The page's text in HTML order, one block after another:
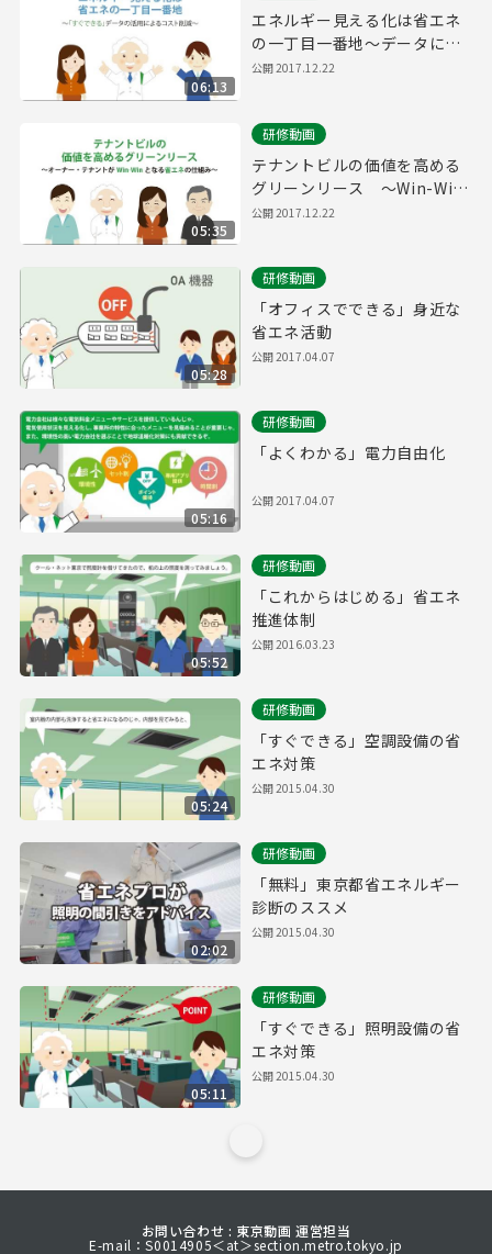
06:13
エネルギー見える化は省エネ
の一丁目一番地～データによ
るコスト削減～
公開2017.12.22
05:35
研修動画
テナントビルの価値を高める
グリーンリース ～Win-Win
の省エネ手法～
公開2017.12.22
05:28
研修動画
「オフィスでできる」身近な
省エネ活動
公開2017.04.07
05:16
研修動画
「よくわかる」電力自由化
公開2017.04.07
05:52
研修動画
「これからはじめる」省エネ
推進体制
公開2016.03.23
05:24
研修動画
「すぐできる」空調設備の省
エネ対策
公開2015.04.30
02:02
研修動画
「無料」東京都省エネルギー
診断のススメ
公開2015.04.30
05:11
研修動画
「すぐできる」照明設備の省
エネ対策
公開2015.04.30
お問い合わせ : 東京動画 運営担当
E-mail：S0014905＜at＞section.metro.tokyo.jp